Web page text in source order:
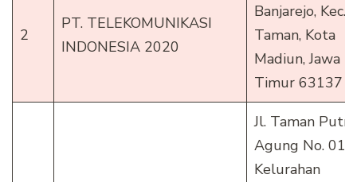
2
PT. TELEKOMUNIKASI
INDONESIA 2020
Banjarejo, Kec.
Taman, Kota
Madiun, Jawa
Timur 63137
Jl. Taman Putro
Agung No. 01,
Kelurahan